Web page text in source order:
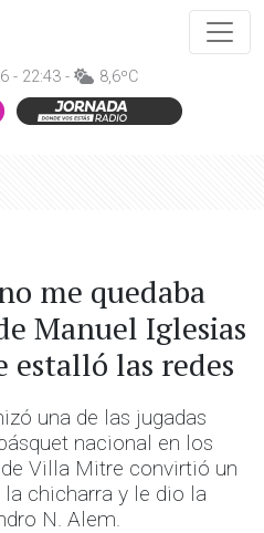
- 22:43 - 8,6ºC
me quedaba
Manuel Iglesias
las redes
una de las jugadas
nacional en los
Villa Mitre convirtió un
chicharra y le dio la
N. Alem.